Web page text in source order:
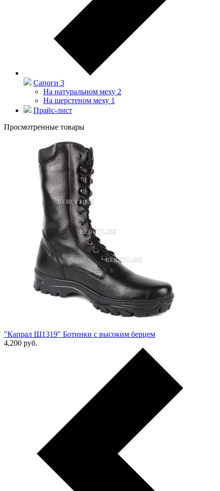
Сапоги 3
На натуральном меху 2
На шерстеном меху 1
Прайс-лист
Просмотренные товары
"Капрал Ш1319" Ботинки с высоким берцем
4,200 руб.